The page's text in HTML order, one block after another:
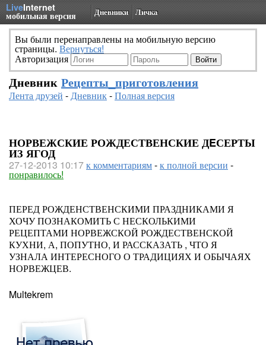
LiveInternet
мобильная версия Дневники Личка
Вы были перенаправлены на мобильную версию
страницы. Вернуться!
Авторизация
Дневник Рецепты_приготовления
Лента друзей -Дневник-Полная версия
НОРВЕЖСКИЕ РОЖДЕСТВЕНСКИЕ ДEСЕРТЫ
ИЗ ЯГОД
27-12-2013 10:17к комментариям-к полной версии -
понравилось!
ПЕРЕД РОЖДЕНСТВЕНСКИМИ ПРАЗДНИКАМИ Я
ХОЧУ ПОЗНАКОМИТЬ С НЕСКОЛЬКИМИ
РЕЦЕПТАМИ НОРВЕЖСКОЙ РОЖДЕСТВЕНСКОЙ
КУХНИ, А, ПОПУТНО, И РАССКАЗАТЬ , ЧТО Я
УЗНАЛА ИНТЕРЕСНОГО О ТРАДИЦИЯХ И ОБЫЧАЯХ
НОРВЕЖЦЕВ.
Multekrem